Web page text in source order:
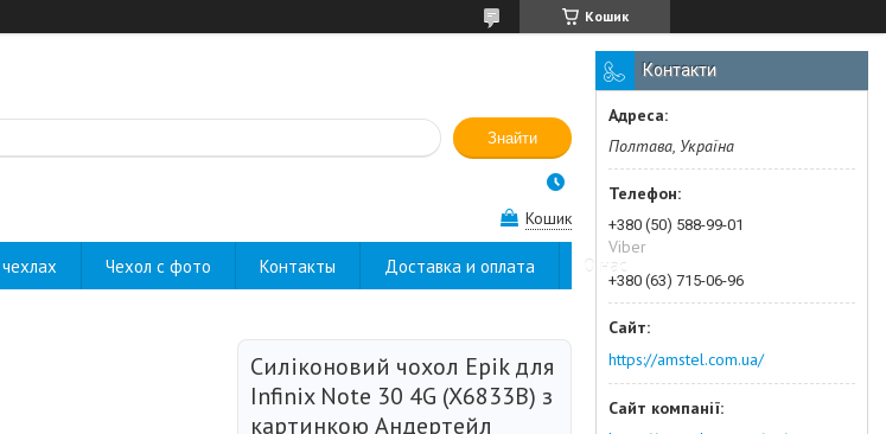
Кошик
Знайти
Кошик
Чехол с фото Контакты Доставка и оплата О нас
Силіконовий чохол Epik для
Infinix Note 30 4G (X6833B) з
картинкою Андертейл
Контакти
Полтава, Україна
+380 (50) 588-99-01
Viber
+380 (63) 715-06-96
https://amstel.com.ua/